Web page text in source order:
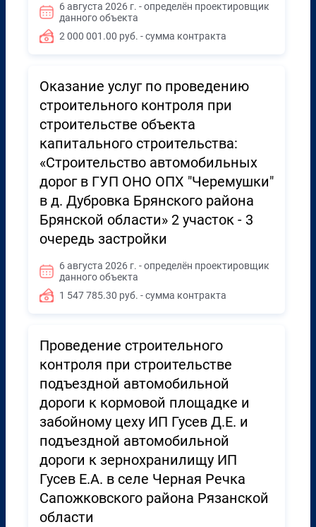
6 августа 2026 г. - определён проектировщик
данного объекта
2 000 001.00 руб. - сумма контракта
Оказание услуг по проведению
строительного контроля при
строительстве объекта
капитального строительства:
«Строительство автомобильных
дорог в ГУП ОНО ОПХ "Черемушки"
в д. Дубровка Брянского района
Брянской области» 2 участок - 3
очередь застройки
6 августа 2026 г. - определён проектировщик
данного объекта
1 547 785.30 руб. - сумма контракта
Проведение строительного
контроля при строительстве
подъездной автомобильной
дороги к кормовой площадке и
забойному цеху ИП Гусев Д.Е. и
подъездной автомобильной
дороги к зернохранилищу ИП
Гусев Е.А. в селе Черная Речка
Сапожковского района Рязанской
области